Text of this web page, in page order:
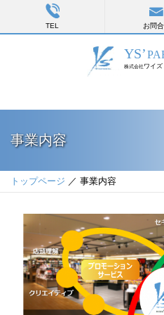
TEL お問
事業内容
トップページ ／ 事業内容